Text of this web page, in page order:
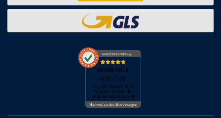
AUSGEZEICHNET.org
SEHR GUT
4.91 / 5.00
173.452 Bewertungen
von hier, amazon.de,
ebay.de, facebook.com
Hinweis zu den Bewertungen